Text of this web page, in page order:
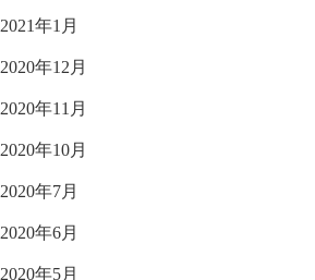
2021年1月
2020年12月
2020年11月
2020年10月
2020年7月
2020年6月
2020年5月